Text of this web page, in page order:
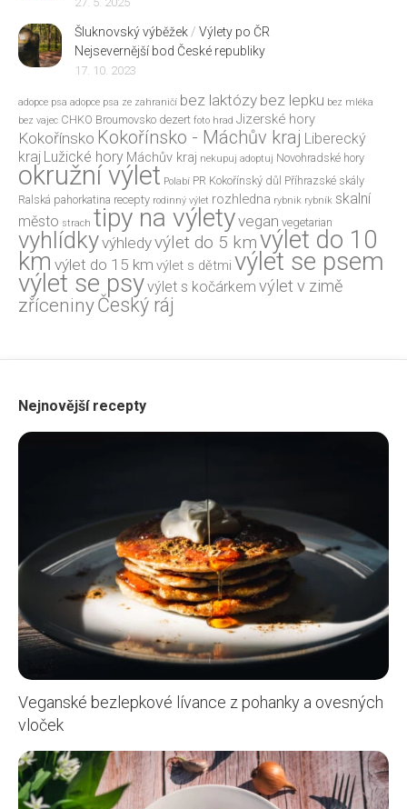
Šluknovský výběžek/ Výlety po ČR
Nejsevernější bod České republiky
17. 10. 2023
adopce psa adopce psa ze zahraničí bez laktózy bez lepku bez mléka
bez vajec CHKO Broumovsko dezert foto hrad Jizerské hory
Kokořínsko Kokořínsko - Máchův kraj Liberecký
kraj Lužické hory Máchův kraj nekupuj adoptuj Novohradské hory
okružní výlet Polabí PR Kokořínský důl Příhrazské skály
Ralská pahorkatina recepty rodinný výlet rozhledna rybnik rybník skalní
město strach tipy na výletyvegan vegetarian
vyhlídkyvýhledyvýlet do 5 kmvýlet do 10
km výlet do 15 km výlet s dětmi výlet se psem
výlet se psyvýlet s kočárkem výlet v zimě
zříceninyČeský ráj
Nejnovější recepty
Veganské bezlepkové lívance z pohanky a ovesných
vloček